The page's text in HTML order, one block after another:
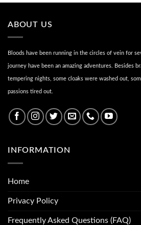
ABOUT US
Bloods have been running in the circles of vein for
journey have been an amazing adventures. Besides
tempering nights, some cloaks were washed out,
passions tired out.
INFORMATION
Home
Privacy Policy
Frequently Asked Questions (FAQ)